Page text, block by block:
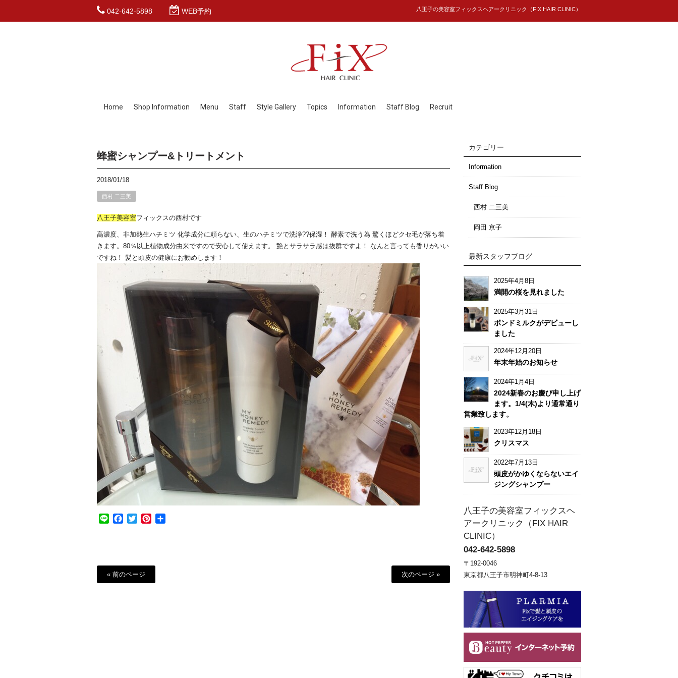
042-642-5898 WEB予約 八王子の美容室フィックスヘアークリニック（FIX HAIR CLINIC）
Home Shop Information Menu Staff Style Gallery Topics Information Staff Blog Recruit
蜂蜜シャンプー&トリートメント
2018/01/18
西村 二三美
八王子美容室フィックスの西村です
高濃度、非加熱生ハチミツ 化学成分に頼らない、生のハチミツで洗浄??保湿！ 酵素で洗う為 驚くほどクセ毛が落ち着
きます。80％以上植物成分由来ですので安心して使えます。 艶とサラサラ感は抜群ですよ！ なんと言っても香りがいい
ですね！ 髪と頭皮の健康にお勧めします！
Line Facebook
TwitterPinterest
« 前のページ 次のページ »
カテゴリー
Information
Staff Blog
西村 二三美
岡田 京子
最新スタッフブログ
2025年4月8日
満開の桜を見れました
2025年3月31日
ボンドミルクがデビューし
ました
2024年12月20日
年末年始のお知らせ
2024年1月4日
2024新春のお慶び申し上げ
ます。1/4(木)より通常通り
営業致します。
2023年12月18日
クリスマス
2022年7月13日
頭皮がかゆくならないエイ
ジングシャンプー
八王子の美容室フィックスヘ
アークリニック（FIX HAIR
CLINIC）
042-642-5898
〒192-0046
東京都八王子市明神町4-8-13